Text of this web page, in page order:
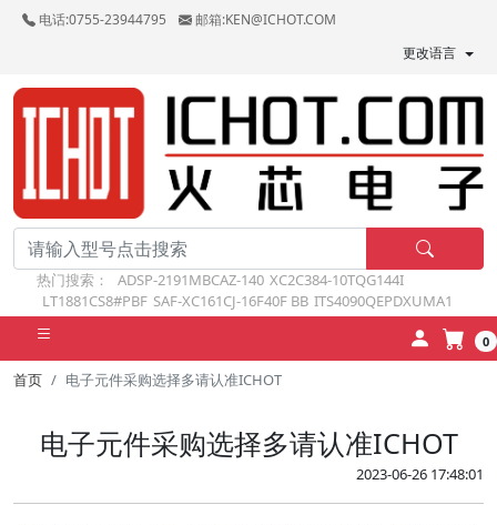
电话:0755-23944795
邮箱:KEN@ICHOT.COM
更改语言
热门搜索： ADSP-2191MBCAZ-140 XC2C384-10TQG144I
LT1881CS8#PBF SAF-XC161CJ-16F40F BB ITS4090QEPDXUMA1
0
首页 电子元件采购选择多请认准ICHOT
电子元件采购选择多请认准ICHOT
2023-06-26 17:48:01